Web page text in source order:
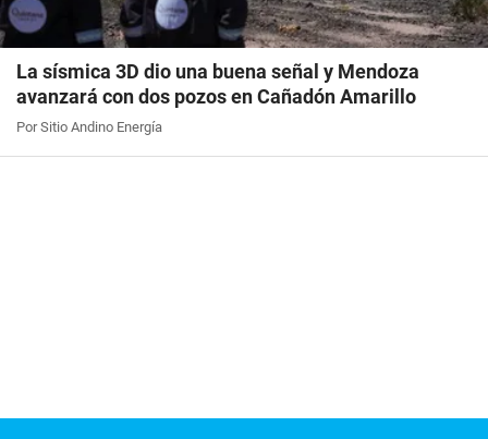
La sísmica 3D dio una buena señal y Mendoza
avanzará con dos pozos en Cañadón Amarillo
Por Sitio Andino Energía